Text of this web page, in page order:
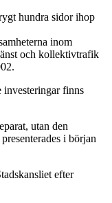
hundra sidor ihop
inom
och kollektivtrafik
investeringar finns
utan den
i början
efter